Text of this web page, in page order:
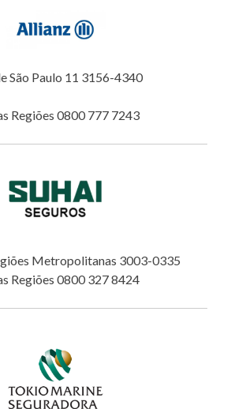
São Paulo 11 3156-4340
Regiões 0800 777 7243
Metropolitanas 3003-0335
Regiões 0800 327 8424